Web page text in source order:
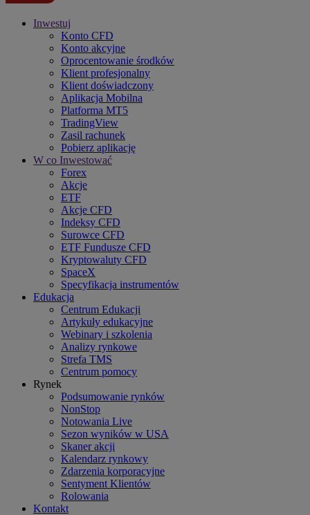
Inwestuj
Konto CFD
Konto akcyjne
Oprocentowanie środków
Klient profesjonalny
Klient doświadczony
Aplikacja Mobilna
Platforma MT5
TradingView
Zasil rachunek
Pobierz aplikację
W co Inwestować
Forex
Akcje
ETF
Akcje CFD
Indeksy CFD
Surowce CFD
ETF Fundusze CFD
Kryptowaluty CFD
SpaceX
Specyfikacja instrumentów
Edukacja
Centrum Edukacji
Artykuły edukacyjne
Webinary i szkolenia
Analizy rynkowe
Strefa TMS
Centrum pomocy
Rynek
Podsumowanie rynków
NonStop
Notowania Live
Sezon wyników w USA
Skaner akcji
Kalendarz rynkowy
Zdarzenia korporacyjne
Sentyment Klientów
Rolowania
Kontakt